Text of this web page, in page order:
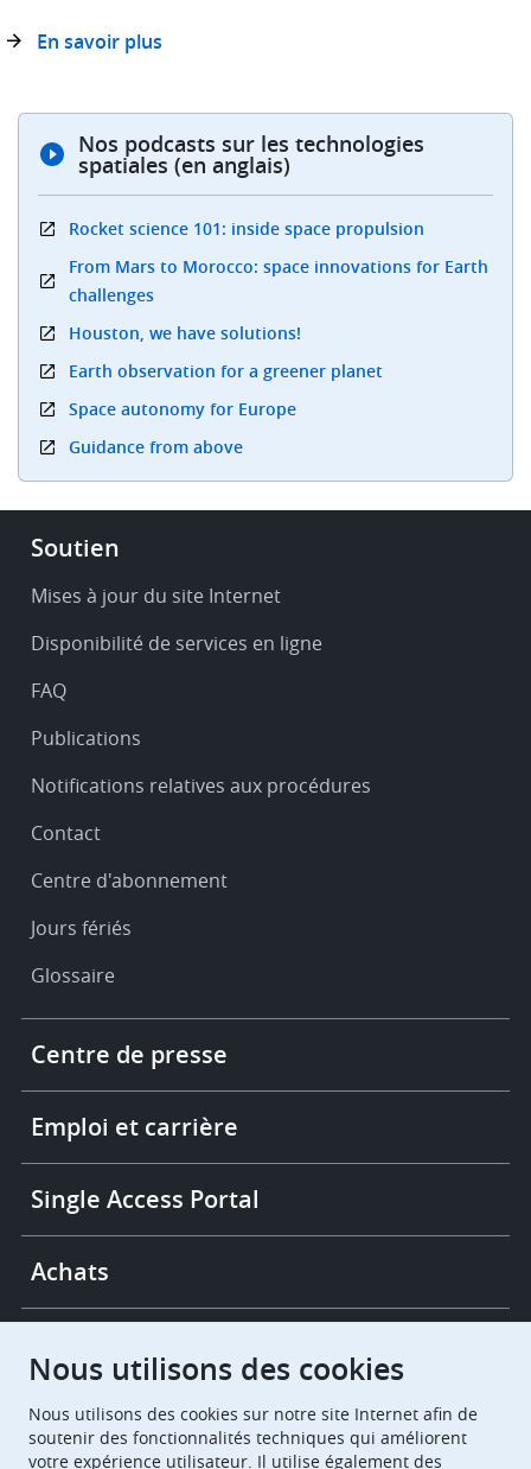
En savoir plus
Nos podcasts sur les technologies
spatiales (en anglais)
Rocket science 101: inside space propulsion
From Mars to Morocco: space innovations for Earth
challenges
Houston, we have solutions!
Earth observation for a greener planet
Space autonomy for Europe
Guidance from above
Footer
Service
support
Soutien
Mises à jour du site Internet
Disponibilité de services en ligne
FAQ
Publications
Notifications relatives aux procédures
Contact
Centre d'abonnement
Jours fériés
Glossaire
More
links
Centre de presse
Emploi et carrière
Single Access Portal
Achats
European Patent Office EPO Jobs
Nous utilisons des cookies
Nous utilisons des cookies sur notre site Internet afin de
soutenir des fonctionnalités techniques qui améliorent
votre expérience utilisateur. Il utilise également des